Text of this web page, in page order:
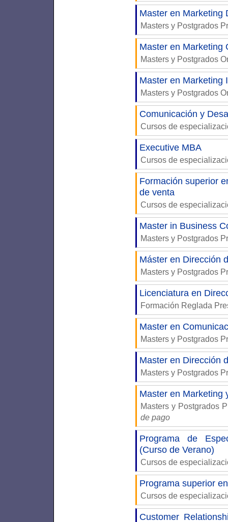
Master en Marketing
Masters y Postgrados
Master en Marketing
Masters y Postgrados
Master en Marketing
Masters y Postgrados
Comunicación y
Cursos de
Executive MBA
Cursos de
Formación superior
de venta
Cursos de
Master in Business
Masters y Postgrados
Máster en Dirección
Masters y Postgrados
Licenciatura en
Formación Reglada
Master en
Masters y Postgrados
Master en Dirección
Masters y Postgrados
Master en Marketing
Masters y Postgrados
de pago
Programa de
(Curso de Verano)
Cursos de
Programa superior
Cursos de
Customer